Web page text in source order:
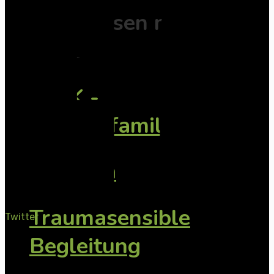
Fachwissen mit
Tiefe
TAsK -
Konfliktfamilien
SeGeTra
Traumasensible
Begleitung
Twitter